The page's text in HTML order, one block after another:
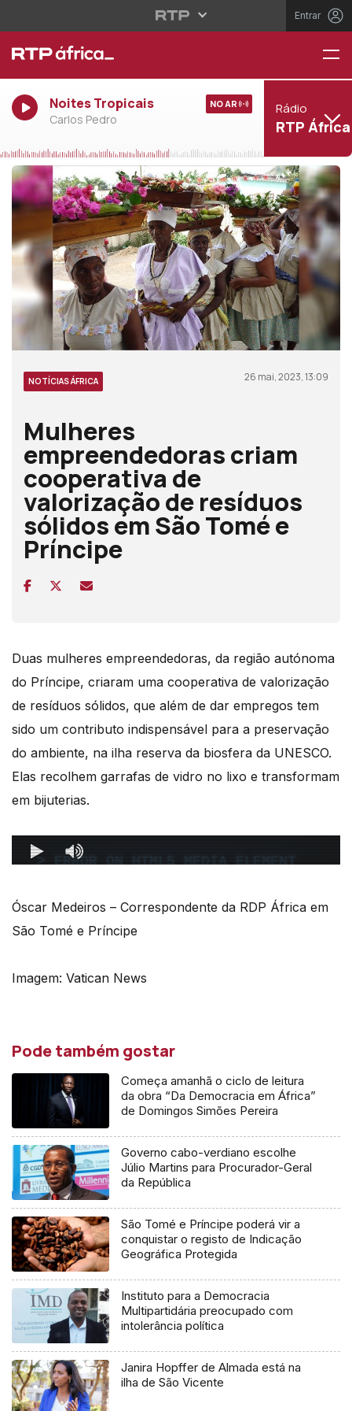
Entrar
Noites Tropicais
Carlos Pedro
NO AR Rádio
RTP África
NOTÍCIAS ÁFRICA 26 mai, 2023, 13:09
Mulheres
empreendedoras criam
cooperativa de
valorização de resíduos
sólidos em São Tomé e
Príncipe
Duas mulheres empreendedoras, da região autónoma
do Príncipe, criaram uma cooperativa de valorização
de resíduos sólidos, que além de dar empregos tem
sido um contributo indispensável para a preservação
do ambiente, na ilha reserva da biosfera da UNESCO.
Elas recolhem garrafas de vidro no lixo e transformam
em bijuterias.
Óscar Medeiros – Correspondente da RDP África em
São Tomé e Príncipe
Imagem: Vatican News
Pode também gostar
Começa amanhã o ciclo de leitura
da obra “Da Democracia em África”
de Domingos Simões Pereira
Governo cabo-verdiano escolhe
Júlio Martins para Procurador-Geral
da República
São Tomé e Príncipe poderá vir a
conquistar o registo de Indicação
Geográfica Protegida
Instituto para a Democracia
Multipartidária preocupado com
intolerância política
Janira Hopffer de Almada está na
ilha de São Vicente